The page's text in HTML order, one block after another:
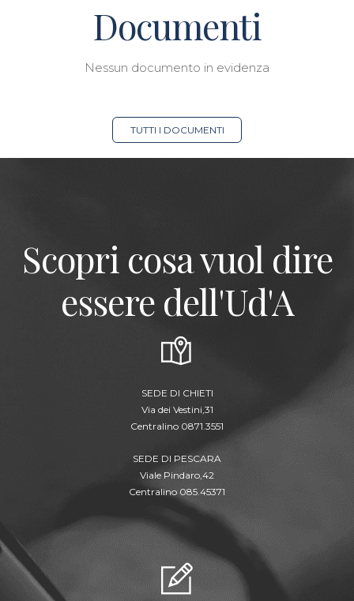
Documenti
Nessun documento in evidenza
TUTTI I DOCUMENTI
Scopri cosa vuol dire
essere dell'Ud'A
SEDE DI CHIETI
Via dei Vestini,31
Centralino 0871.3551
SEDE DI PESCARA
Viale Pindaro,42
Centralino 085.45371